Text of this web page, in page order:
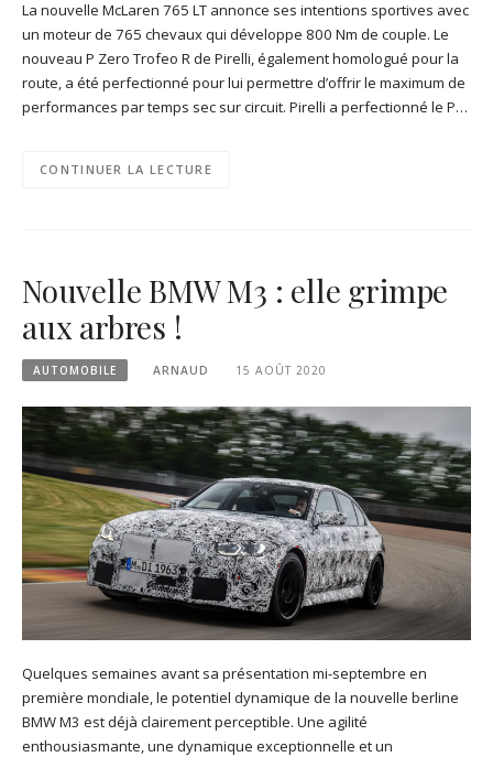
La nouvelle McLaren 765 LT annonce ses intentions sportives avec
un moteur de 765 chevaux qui développe 800 Nm de couple. Le
nouveau P Zero Trofeo R de Pirelli, également homologué pour la
route, a été perfectionné pour lui permettre d’offrir le maximum de
performances par temps sec sur circuit. Pirelli a perfectionné le P…
CONTINUER LA LECTURE
Nouvelle BMW M3 : elle grimpe
aux arbres !
AUTOMOBILE ARNAUD 15 AOÛT 2020
Quelques semaines avant sa présentation mi-septembre en
première mondiale, le potentiel dynamique de la nouvelle berline
BMW M3 est déjà clairement perceptible. Une agilité
enthousiasmante, une dynamique exceptionnelle et un